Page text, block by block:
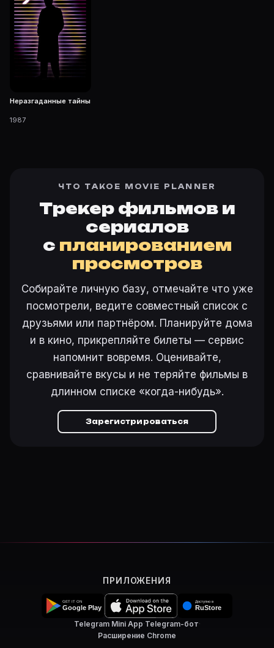
Неразгаданные тайны
1987
ЧТО ТАКОЕ MOVIE PLANNER
Трекер фильмов и
сериалов
с планированием
просмотров
Собирайте личную базу, отмечайте что уже
посмотрели, ведите совместный список с
друзьями или партнёром. Планируйте дома
и в кино, прикрепляйте билеты — сервис
напомнит вовремя. Оценивайте,
сравнивайте вкусы и не теряйте фильмы в
длинном списке «когда-нибудь».
Зарегистрироваться
ПРИЛОЖЕНИЯ
Telegram Mini App·Telegram-бот·
Расширение Chrome